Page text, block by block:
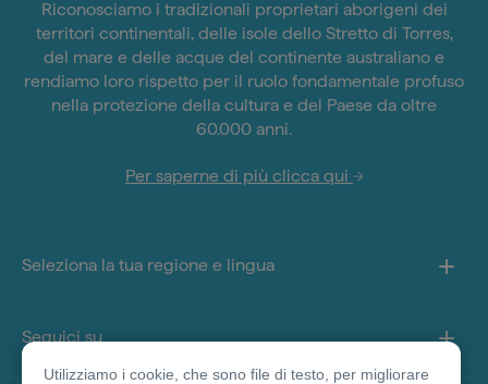
Riconosciamo i tradizionali proprietari aborigeni dei
territori continentali, delle isole dello Stretto di Torres,
del mare e delle acque del continente australiano e
rendiamo loro rispetto per il ruolo fondamentale profuso
nella protezione della cultura e del Paese da oltre
60.000 anni.
Per saperne di più clicca qui
Seleziona la tua regione e lingua
Seguici su
Utilizziamo i cookie, che sono file di testo, per migliorare